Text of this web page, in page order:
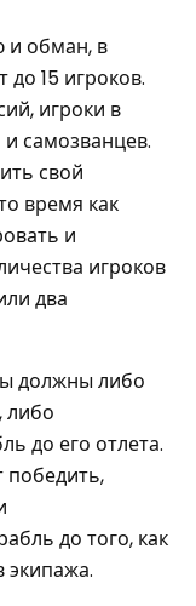
и обман, в
15 игроков.
игроки в
самозванцев.
свой
время как
и
игроков
два
должны либо
либо
до его отлета.
победить,
до того, как
экипажа.